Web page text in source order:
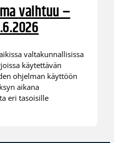
vaihtuu –
valtakunnallisissa
käytettävän
ohjelman käyttöön
aikana
eri tasoisille